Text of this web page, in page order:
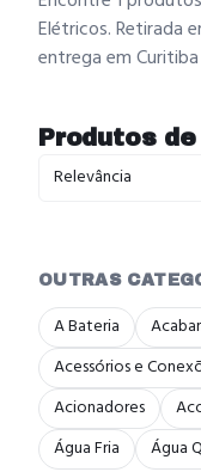
Elétricos. Retirada
entrega em
Produtos de
Relevância
OUTRAS
A Bateria
Acessórios e
Acionadores
Água Fria
Água